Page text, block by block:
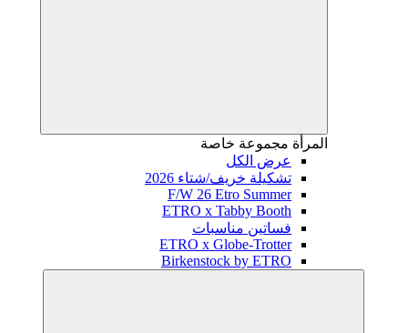
المرأة مجموعة خاصة
عرض الكل
تشكيلة خريف/شتاء 2026
F/W 26 Etro Summer
ETRO x Tabby Booth
فساتين مناسبات
ETRO x Globe-Trotter
Birkenstock by ETRO